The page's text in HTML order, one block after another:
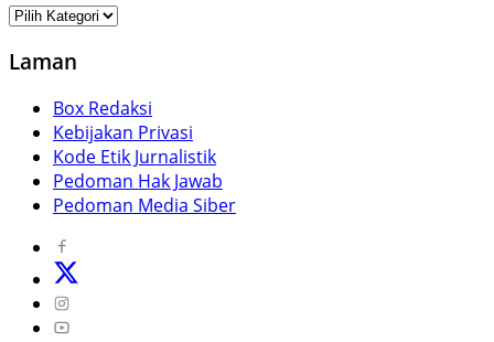
Kategori
Laman
Box Redaksi
Kebijakan Privasi
Kode Etik Jurnalistik
Pedoman Hak Jawab
Pedoman Media Siber